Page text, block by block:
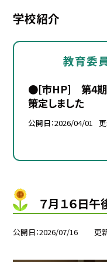
学校紹介
教育委
●[市HP] 第4期
策定しました
公開日 2026/04/01
７月１６日
公開日 2026/07/16 更